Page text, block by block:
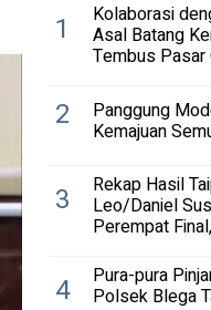
1 Kolaborasi
Asal Batang
Tembus Pasar
2 Panggung
Kemajuan
3 Rekap Hasil
Leo/Daniel
Perempat
4 Pura-pura
Polsek Blega